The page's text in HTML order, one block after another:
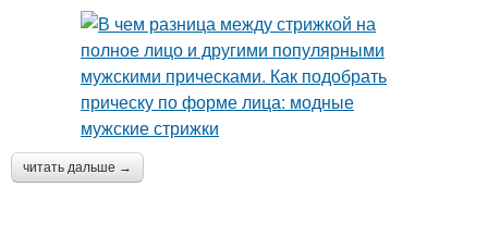
читать дальше →